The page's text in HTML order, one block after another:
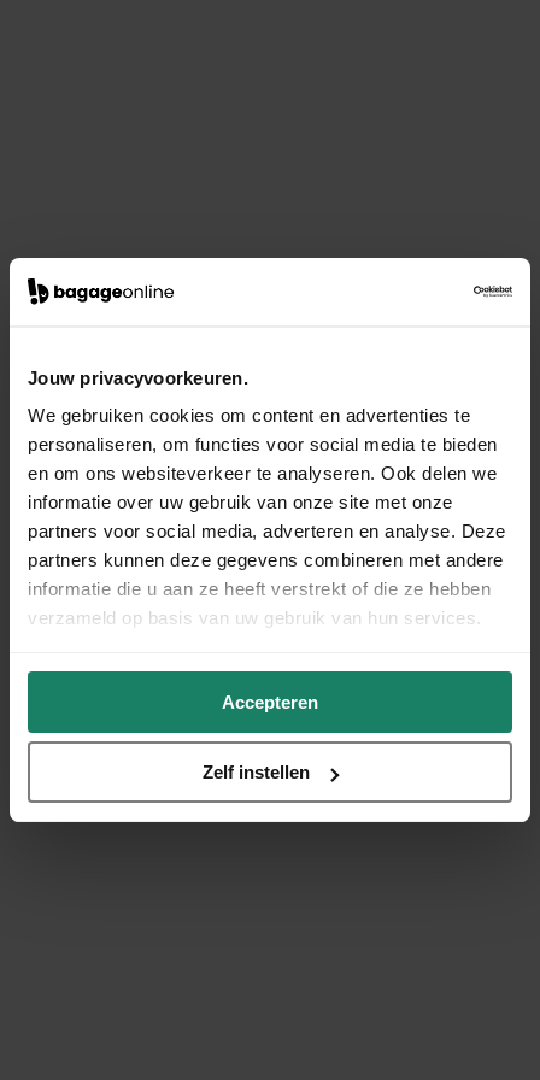
Jouw privacyvoorkeuren.
We gebruiken cookies om content en advertenties te
personaliseren, om functies voor social media te bieden
en om ons websiteverkeer te analyseren. Ook delen we
informatie over uw gebruik van onze site met onze
partners voor social media, adverteren en analyse. Deze
partners kunnen deze gegevens combineren met andere
informatie die u aan ze heeft verstrekt of die ze hebben
verzameld op basis van uw gebruik van hun services.
Accepteren
Zelf instellen